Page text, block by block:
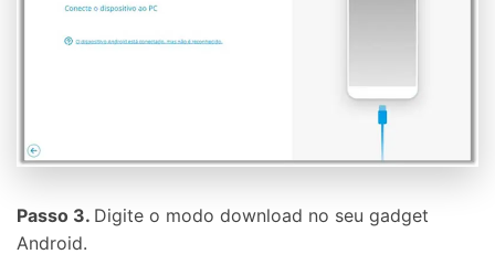
Passo 3. Digite o modo download no seu gadget
Android.